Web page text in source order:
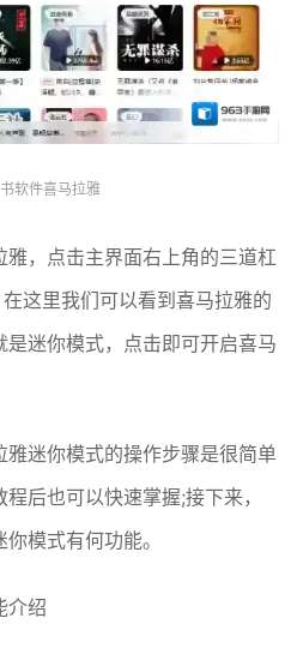
软件喜马拉雅
雅，点击主界面右上角的三道杠
这里我们可以看到喜马拉雅的
迷你模式，点击即可开启喜马
雅迷你模式的操作步骤是很简单
后也可以快速掌握;接下来，
模式有何功能。
介绍